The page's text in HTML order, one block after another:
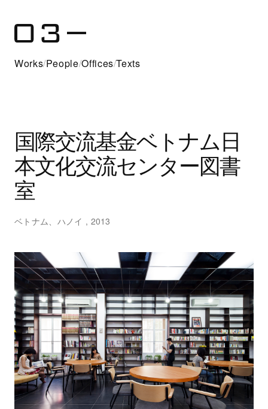
Works/People/Offices/Texts
国際交流基金ベトナム日
本文化交流センター図書
室
ベトナム、ハノイ , 2013